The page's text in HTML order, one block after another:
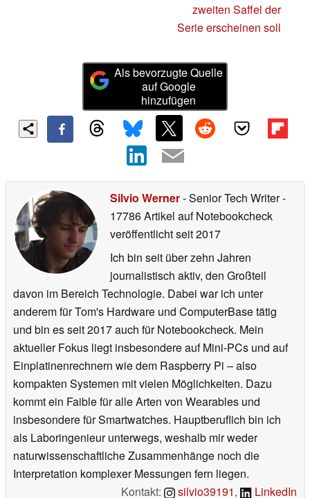
zweiten Saffel der
Serie erscheinen soll
Als bevorzugte Quelle
auf Google
hinzufügen
Silvio Werner- Senior Tech Writer-
17786 Artikel auf Notebookcheck
veröffentlichtseit 2017
Ich bin seit über zehn Jahren
journalistisch aktiv, den Großteil
davon im Bereich Technologie. Dabei war ich unter
anderem für Tom's Hardware und ComputerBase tätig
und bin es seit 2017 auch für Notebookcheck. Mein
aktueller Fokus liegt insbesondere auf Mini-PCs und auf
Einplatinenrechnern wie dem Raspberry Pi – also
kompakten Systemen mit vielen Möglichkeiten. Dazu
kommt ein Faible für alle Arten von Wearables und
insbesondere für Smartwatches. Hauptberuflich bin ich
als Laboringenieur unterwegs, weshalb mir weder
naturwissenschaftliche Zusammenhänge noch die
Interpretation komplexer Messungen fern liegen.
Kontakt:
silvio39191, LinkedIn